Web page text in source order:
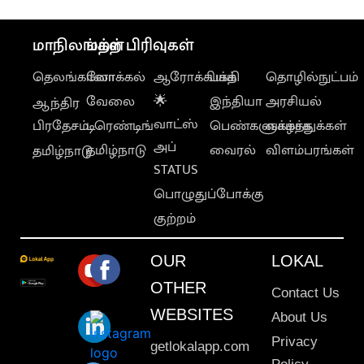
மாநிலங்கள்
தெலங்கானா
ஆந்திர
பிரதேசம்
தமிழ்நாடு
மற்ற பிரிவுகள்
லோக்கல்
வேலை
டிரெண்டிங்
தமிழ்நாடு
ஆரோக்கியம்
🌟
வாட்ஸ்
அப்
STATUS
பொழுதுப்போக்கு
குற்றம்
பக்தி
இந்தியா
பெண்களுக்காக
வைரல்
தொழில்நுட்பம்
அரசியல்
வாழ்த்துக்கள்
விளம்பரங்கள்
OUR
OTHER
WEBSITES
getlokalapp.com
LOKAL
Contact Us
About Us
Privacy